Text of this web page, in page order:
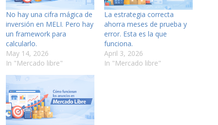
No hay una cifra mágica de
inversión en MELI. Pero hay
un framework para
calcularlo.
May 14, 2026
In "Mercado libre"
La estrategia correcta
ahorra meses de prueba y
error. Esta es la que
funciona.
April 3, 2026
In "Mercado libre"